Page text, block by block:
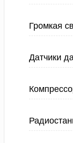
Громкая
Датчики